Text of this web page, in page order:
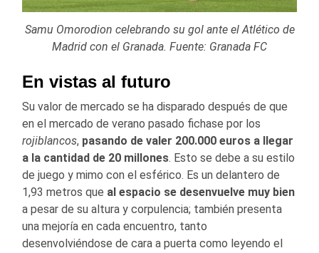
Samu Omorodion celebrando su gol ante el Atlético de
Madrid con el Granada. Fuente: Granada FC
En vistas al futuro
Su valor de mercado se ha disparado después de que
en el mercado de verano pasado fichase por los
rojiblancos, pasando de valer 200.000 euros a llegar
a la cantidad de 20 millones. Esto se debe a su estilo
de juego y mimo con el esférico. Es un delantero de
1,93 metros que al espacio se desenvuelve muy bien
a pesar de su altura y corpulencia; también presenta
una mejoría en cada encuentro, tanto
desenvolviéndose de cara a puerta como leyendo el